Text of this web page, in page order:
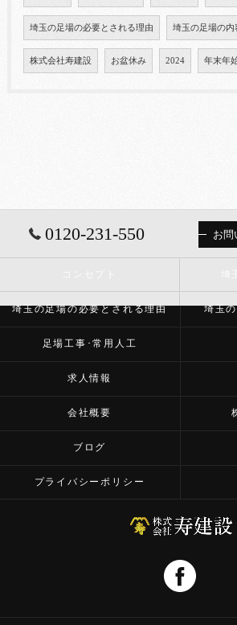
埼玉の足場の必要とされる理由 埼玉の足場の内
株式会社寿建設 お盆休み 2024 年末年
0120-231-550 お問
埼玉の足場の必要とされる理由 埼玉
足場工事･常用人工
求人情報
会社概要
ブログ
プライバシーポリシー